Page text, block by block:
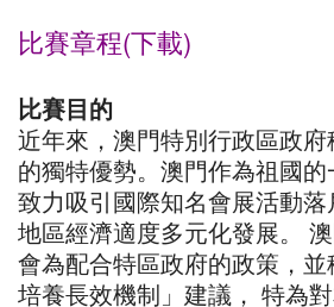
比賽章程(下載)
比賽目的
近年來，澳門特別行政區政
的獨特優勢。澳門作為祖國的
致力吸引國際知名會展活動
地區經濟適度多元化發展。
會為配合特區政府的政策，
培養長效機制」建議， 特為